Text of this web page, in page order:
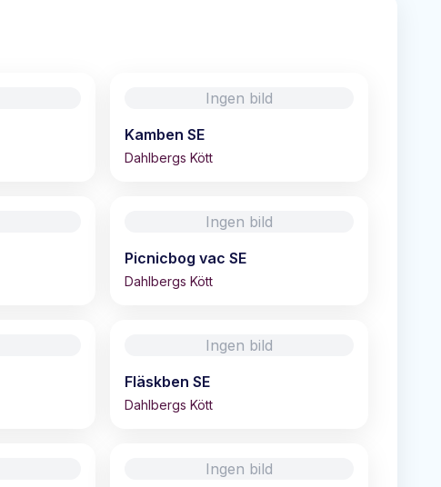
Ingen bild
Kamben SE
Dahlbergs Kött
Ingen bild
Picnicbog vac SE
Dahlbergs Kött
Ingen bild
Fläskben SE
Dahlbergs Kött
Ingen bild